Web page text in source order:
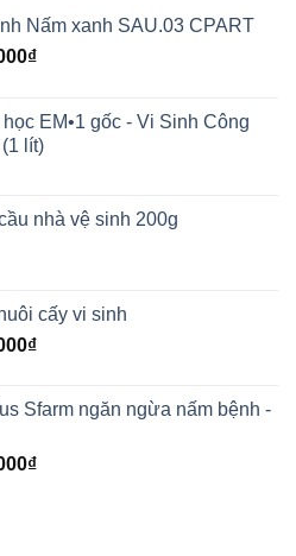
Nấm xanh SAU.03 CPART
₫
EM•1 gốc - Vi Sinh Công
lít)
nhà vệ sinh 200g
cấy vi sinh
₫
Sfarm ngăn ngừa nấm bệnh -
₫